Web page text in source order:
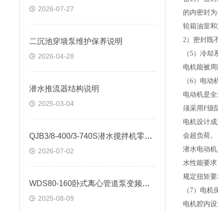
2026-07-27
二沉池穿墙泵维护保养说明
2026-04-28
潜水推流器结构说明
2025-03-04
QJB3/8-400/3-740S潜水搅拌机零配件技术要求
2026-07-02
WDS80-160卧式离心管道泵变频电机
2025-08-09
的内密封
轮箱油室
2）密封既
（5）冷却
电机能被
（6）电动
电动机是
须采用F级
电机设计
会超负荷。
潜水电动
水性能要
规定扭矩
（ 7）电机
电机腔内